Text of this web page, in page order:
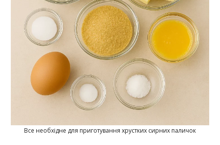
Все необхідне для приготування хрустких сирних паличок